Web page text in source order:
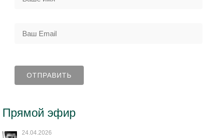
Прямой эфир
24.04.2026